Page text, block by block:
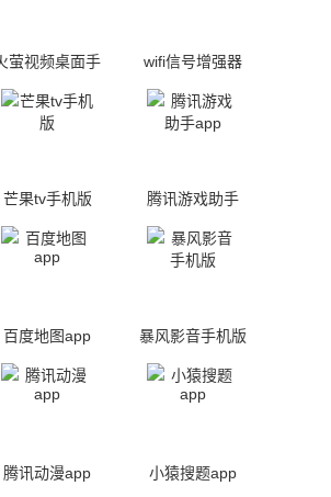
萤视频桌面手
wifi信号增强器
芒果tv手机版
腾讯游戏助手
百度地图app 暴风影音手机版
腾讯动漫app 小猿搜题app